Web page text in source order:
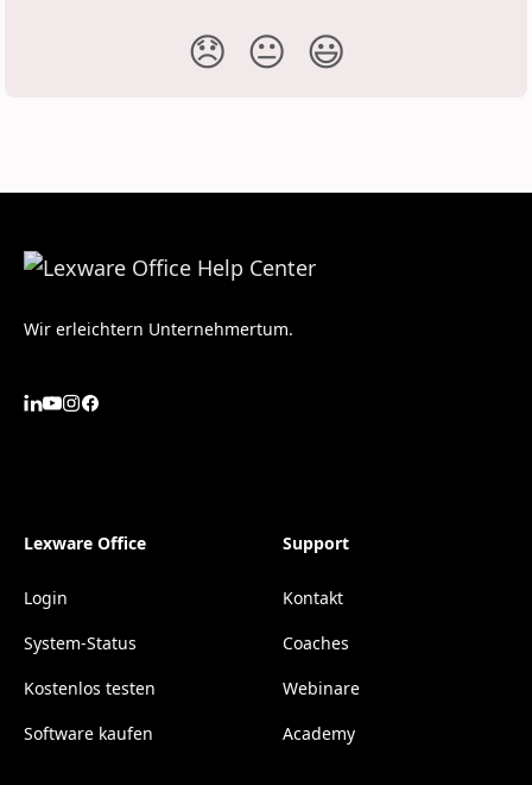
😞 😐 😃
Wir erleichtern Unternehmertum.
Lexware Office
Login
System-Status
Kostenlos testen
Software kaufen
Support
Kontakt
Coaches
Webinare
Academy